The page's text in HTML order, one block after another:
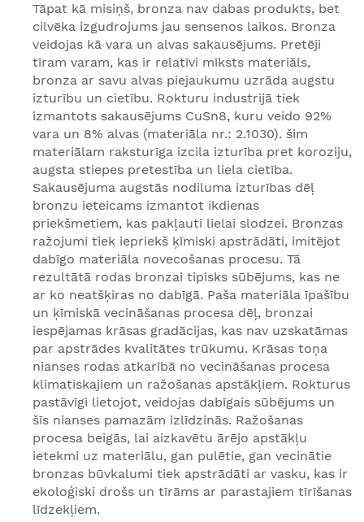
Tāpat kā misiņš, bronza nav dabas produkts, bet
cilvēka izgudrojums jau sensenos laikos. Bronza
veidojas kā vara un alvas sakausējums. Pretēji
tīram varam, kas ir relatīvi mīksts materiāls,
bronza ar savu alvas piejaukumu uzrāda augstu
izturību un cietību. Rokturu industrijā tiek
izmantots sakausējums CuSn8, kuru veido 92%
vara un 8% alvas (materiāla nr.: 2.1030). šim
materiālam raksturīga izcila izturība pret koroziju,
augsta stiepes pretestība un liela cietība.
Sakausējuma augstās nodiluma izturības dēļ
bronzu ieteicams izmantot ikdienas
priekšmetiem, kas pakļauti lielai slodzei. Bronzas
ražojumi tiek iepriekš ķīmiski apstrādāti, imitējot
dabīgo materiāla novecošanas procesu. Tā
rezultātā rodas bronzai tipisks sūbējums, kas ne
ar ko neatšķiras no dabīgā. Paša materiāla īpašību
un ķīmiskā vecināšanas procesa dēļ, bronzai
iespējamas krāsas gradācijas, kas nav uzskatāmas
par apstrādes kvalitātes trūkumu. Krāsas toņa
nianses rodas atkarībā no vecināšanas procesa
klimatiskajiem un ražošanas apstākļiem. Rokturus
pastāvīgi lietojot, veidojas dabīgais sūbējums un
šīs nianses pamazām izlīdzinās. Ražošanas
procesa beigās, lai aizkavētu ārējo apstākļu
ietekmi uz materiālu, gan pulētie, gan vecinātie
bronzas būvkalumi tiek apstrādāti ar vasku, kas ir
ekoloģiski drošs un tīrāms ar parastajiem tīrīšanas
līdzekļiem.